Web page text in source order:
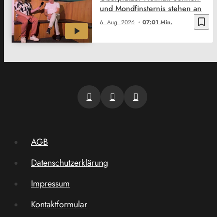
bookmark_border
6. Aug. 2026 07:01 Min.
und Mondfinsternis stehen an
AGB
Datenschutzerklärung
Impressum
Kontaktformular